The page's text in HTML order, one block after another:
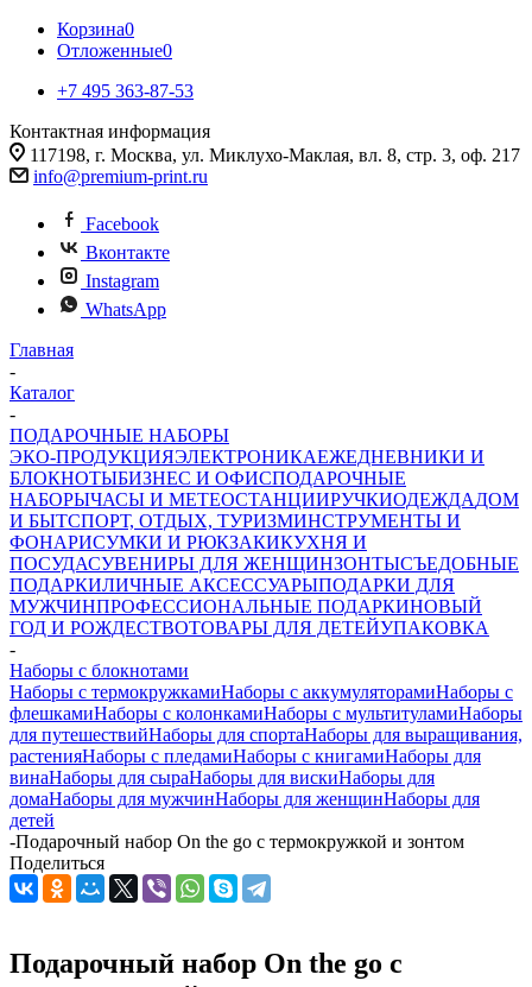
Корзина0
Отложенные0
+7 495 363-87-53
Контактная информация
117198, г. Москва, ул. Миклухо-Маклая, вл. 8, стр. 3, оф. 217
info@premium-print.ru
Facebook
Вконтакте
Instagram
WhatsApp
Главная
-
Каталог
-
ПОДАРОЧНЫЕ НАБОРЫ
ЭКО-ПРОДУКЦИЯЭЛЕКТРОНИКАЕЖЕДНЕВНИКИ И
БЛОКНОТЫБИЗНЕС И ОФИСПОДАРОЧНЫЕ
НАБОРЫЧАСЫ И МЕТЕОСТАНЦИИРУЧКИОДЕЖДАДОМ
И БЫТСПОРТ, ОТДЫХ, ТУРИЗМИНСТРУМЕНТЫ И
ФОНАРИСУМКИ И РЮКЗАКИКУХНЯ И
ПОСУДАСУВЕНИРЫ ДЛЯ ЖЕНЩИНЗОНТЫСЪЕДОБНЫЕ
ПОДАРКИЛИЧНЫЕ АКСЕССУАРЫПОДАРКИ ДЛЯ
МУЖЧИНПРОФЕССИОНАЛЬНЫЕ ПОДАРКИНОВЫЙ
ГОД И РОЖДЕСТВОТОВАРЫ ДЛЯ ДЕТЕЙУПАКОВКА
-
Наборы с блокнотами
Наборы с термокружкамиНаборы с аккумуляторамиНаборы с
флешкамиНаборы с колонкамиНаборы с мультитуламиНаборы
для путешествийНаборы для спортаНаборы для выращивания,
растенияНаборы с пледамиНаборы с книгамиНаборы для
винаНаборы для сыраНаборы для вискиНаборы для
домаНаборы для мужчинНаборы для женщинНаборы для
детей
-Подарочный набор On the go с термокружкой и зонтом
Поделиться
Подарочный набор On the go с